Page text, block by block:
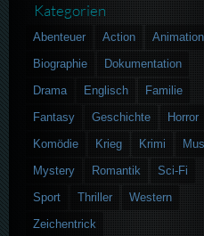
Kategorien
Abenteuer Action
Animation
Biographie
Dokumentation
Drama
Englisch
Familie
Fantasy
Geschichte
Horror
Komödie
Krieg Krimi
Mystery
Romantik
Sci-Fi
Sport
Thriller
Western
Zeichentrick